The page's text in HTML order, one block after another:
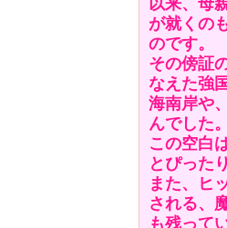
が就くの
のです。
その傍証
なえた強
海南岸や
んでした
この空白
とぴった
また、ヒ
される、
も残って